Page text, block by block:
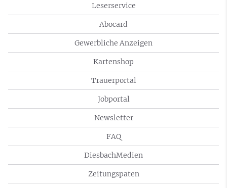
Leserservice
Abocard
Gewerbliche Anzeigen
Kartenshop
Trauerportal
Jobportal
Newsletter
FAQ
DiesbachMedien
Zeitungspaten